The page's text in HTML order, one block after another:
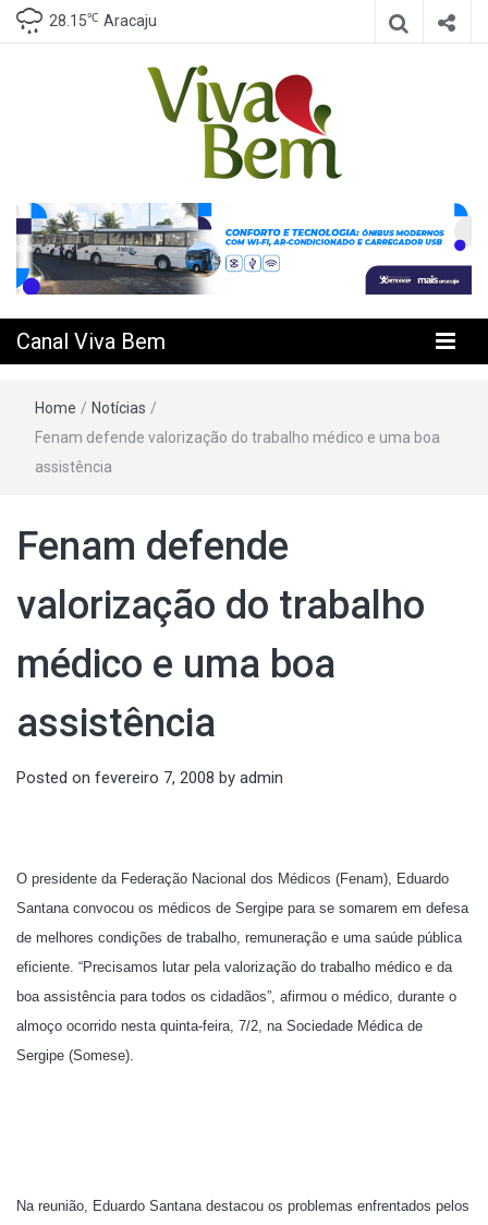
28.15℃ Aracaju
Canal Viva
Bem
Canal Viva Bem
Home / Notícias /
Fenam defende valorização do trabalho médico e uma boa
assistência
Fenam defende
valorização do trabalho
médico e uma boa
assistência
Posted on fevereiro 7, 2008 by admin
O presidente da Federação Nacional dos Médicos (Fenam), Eduardo
Santana convocou os médicos de Sergipe para se somarem em defesa
de melhores condições de trabalho, remuneração e uma saúde pública
eficiente. “Precisamos lutar pela valorização do trabalho médico e da
boa assistência para todos os cidadãos”, afirmou o médico, durante o
almoço ocorrido nesta quinta-feira, 7/2, na Sociedade Médica de
Sergipe (Somese).
Na reunião, Eduardo Santana destacou os problemas enfrentados pelos